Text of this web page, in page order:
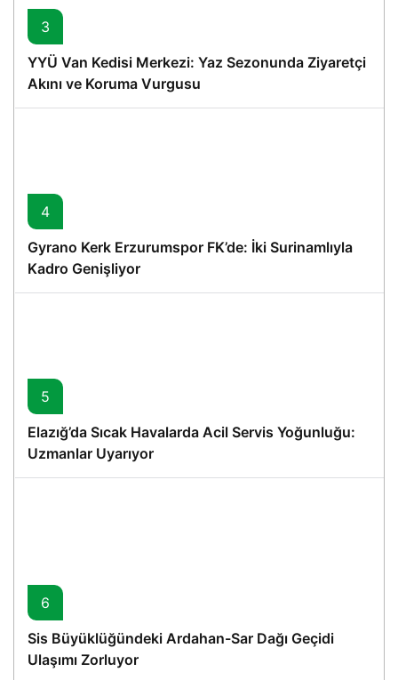
3
YYÜ Van Kedisi Merkezi: Yaz Sezonunda Ziyaretçi
Akını ve Koruma Vurgusu
4
Gyrano Kerk Erzurumspor FK’de: İki Surinamlıyla
Kadro Genişliyor
5
Elazığ’da Sıcak Havalarda Acil Servis Yoğunluğu:
Uzmanlar Uyarıyor
6
Sis Büyüklüğündeki Ardahan-Sar Dağı Geçidi
Ulaşımı Zorluyor